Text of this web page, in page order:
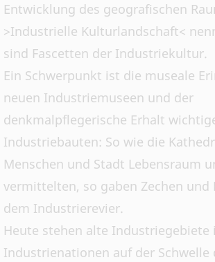
Entwicklung des geografischen
>Industrielle Kulturlandschaft<
sind Fascetten der Industriekultur.
Ein Schwerpunkt ist die museale
neuen Industriemuseen und der
denkmalpflegerische Erhalt
Industriebauten: So wie die
Menschen und Stadt Lebensraum
vermittelten, so gaben Zechen und
dem Industrierevier.
Heute stehen alte Industriegebiete
Industrienationen auf der Schwelle